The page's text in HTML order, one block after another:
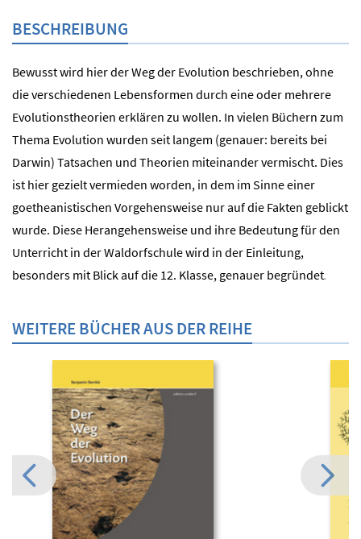
BESCHREIBUNG
Bewusst wird hier der Weg der Evolution beschrieben, ohne
die verschiedenen Lebensformen durch eine oder mehrere
Evolutionstheorien erklären zu wollen. In vielen Büchern zum
Thema Evolution wurden seit langem (genauer: bereits bei
Darwin) Tatsachen und Theorien miteinander vermischt. Dies
ist hier gezielt vermieden worden, in dem im Sinne einer
goetheanistischen Vorgehensweise nur auf die Fakten geblickt
wurde. Diese Herangehensweise und ihre Bedeutung für den
Unterricht in der Waldorfschule wird in der Einleitung,
besonders mit Blick auf die 12. Klasse, genauer begründet.
WEITERE BÜCHER AUS DER REIHE